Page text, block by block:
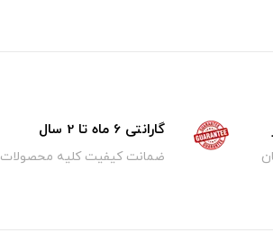
گارانتی 6 ماه تا 2 سال
ضمانت کیفیت کلیه محصولات